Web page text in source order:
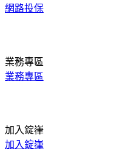
網路投保
業務專區
業務專區
加入錠嵂
加入錠嵂